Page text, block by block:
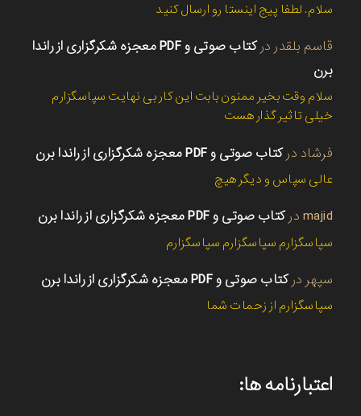
سلام. لطفا پیج اینستا رو ارسال کنید
قاسم بلقدر در
کتاب صوتی و PDF معجزه شکرگزاری از راندا
برن
سلام وقت بخیر ممنون بابت این کار بی نهایت سپاسگزارم
خیلی تاثیر گذار هست
فرشاد درکتاب صوتی و PDF معجزه شکرگزاری از راندا برن
عالی سپاس و دیگر هیچ
majid درکتاب صوتی و PDF معجزه شکرگزاری از راندا برن
سپاسگزارم سپاسگزارم سپاسگزارم
سپهر درکتاب صوتی و PDF معجزه شکرگزاری از راندا برن
سپاسگزارم از زحمات شما
اعتبارنامه ها: